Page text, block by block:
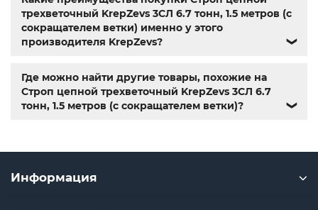
трехветочный KrepZevs 3СЛ 6.7 тонн, 1.5 метров (с
сокращателем ветки) именно у этого
производителя KrepZevs?
❯
Где можно найти другие товары, похожие на
Строп цепной трехветочный KrepZevs 3СЛ 6.7
тонн, 1.5 метров (с сокращателем ветки)?
❯
Информация